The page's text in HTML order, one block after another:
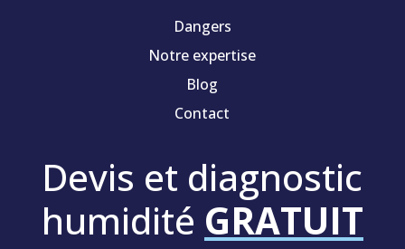
Dangers
Notre expertise
Blog
Contact
Devis et diagnostic
humidité GRATUIT